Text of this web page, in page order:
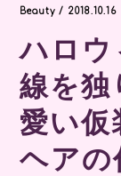
Beauty / 2018.10.16
ハロウ
線を
愛い仮
ヘアの